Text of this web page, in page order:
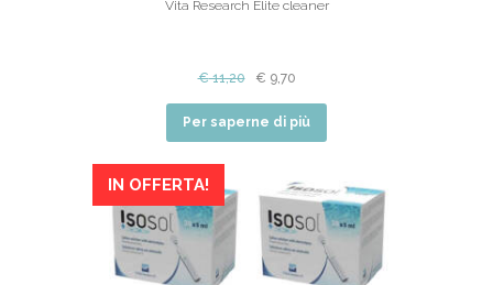
Vita Research Elite cleaner
€11,20 € 9,70
Per saperne di più
IN OFFERTA!